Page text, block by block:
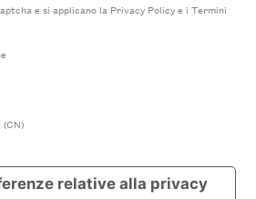
e si applicano la Privacy Policye i Termini
relative alla privacy